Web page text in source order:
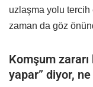
uzlaşma yolu tercih
zaman da göz
Komşum
yapar” diyor,